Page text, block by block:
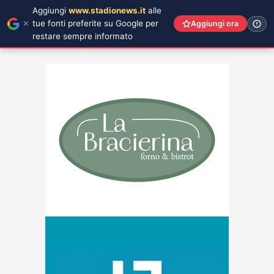
Aggiungi www.stadionews.it alle
tue fonti preferite su Google per
restare sempre informato
Aggiungi ora